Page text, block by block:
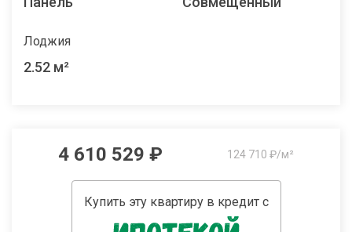
Лоджия
2.52 м²
4 610 529 ₽ 124 710 ₽/м²
Купить эту квартиру в кредит с